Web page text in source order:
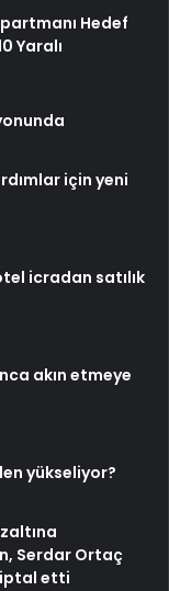
Hedef
Yaralı
için yeni
icradan satılık
akın etmeye
yükseliyor?
Serdar Ortaç
iptal etti